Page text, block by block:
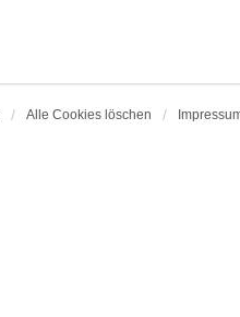
Alle Cookies löschen